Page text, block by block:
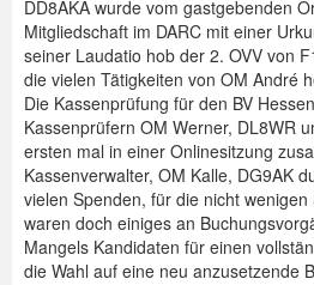
DD8AKA wurde vom gastgebenden
Mitgliedschaft im DARC mit einer
seiner Laudatio hob der 2. OVV von
die vielen Tätigkeiten von OM André
Die Kassenprüfung für den BV
Kassenprüfern OM Werner, DL8WR
ersten mal in einer Onlinesitzung
Kassenverwalter, OM Kalle, DG9AK
vielen Spenden, für die nicht
waren doch einiges an
Mangels Kandidaten für einen
die Wahl auf eine neu anzusetzende